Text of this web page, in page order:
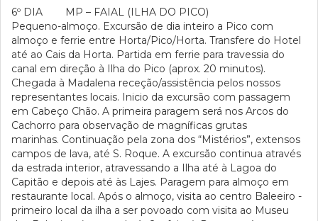
6º DIA MP – FAIAL (ILHA DO PICO)
Pequeno-almoço. Excursão de dia inteiro a Pico com
almoço e ferrie entre Horta/Pico/Horta. Transfere do Hotel
até ao Cais da Horta. Partida em ferrie para travessia do
canal em direção à Ilha do Pico (aprox. 20 minutos).
Chegada à Madalena receção/assistência pelos nossos
representantes locais. Inicio da excursão com passagem
em Cabeço Chão. A primeira paragem será nos Arcos do
Cachorro para observação de magníficas grutas
marinhas. Continuação pela zona dos “Mistérios”, extensos
campos de lava, até S. Roque. A excursão continua através
da estrada interior, atravessando a Ilha até à Lagoa do
Capitão e depois até às Lajes. Paragem para almoço em
restaurante local. Após o almoço, visita ao centro Baleeiro -
primeiro local da ilha a ser povoado com visita ao Museu